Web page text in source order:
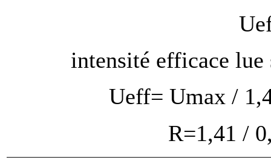
intensité efficace
Ueff= Umax /
R=1,41 /